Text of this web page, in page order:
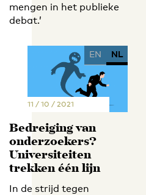
mengen in het publieke
debat.’
EN NL
11 / 10 / 2021
Bedreiging van
onderzoekers?
Universiteiten
trekken één lijn
In de strijd tegen